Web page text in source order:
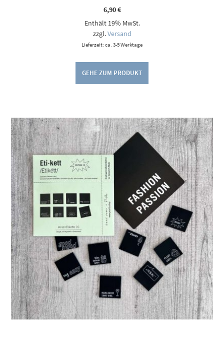
6,90€
Enthält 19% MwSt.
zzgl.Versand
Lieferzeit: ca. 3-5 Werktage
GEHE ZUM PRODUKT